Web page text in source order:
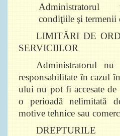
Administratorul
condiţiile şi termenii
LIMITĂRI DE
SERVICIILOR
Administratorul
responsabilitate în cazul
ului nu pot fi accesate
o perioadă nelimitată
motive tehnice sau